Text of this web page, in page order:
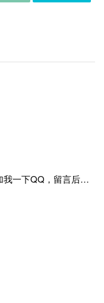
可以的，已经重置密码，可以加我一下QQ，留言后我就发密码给你。